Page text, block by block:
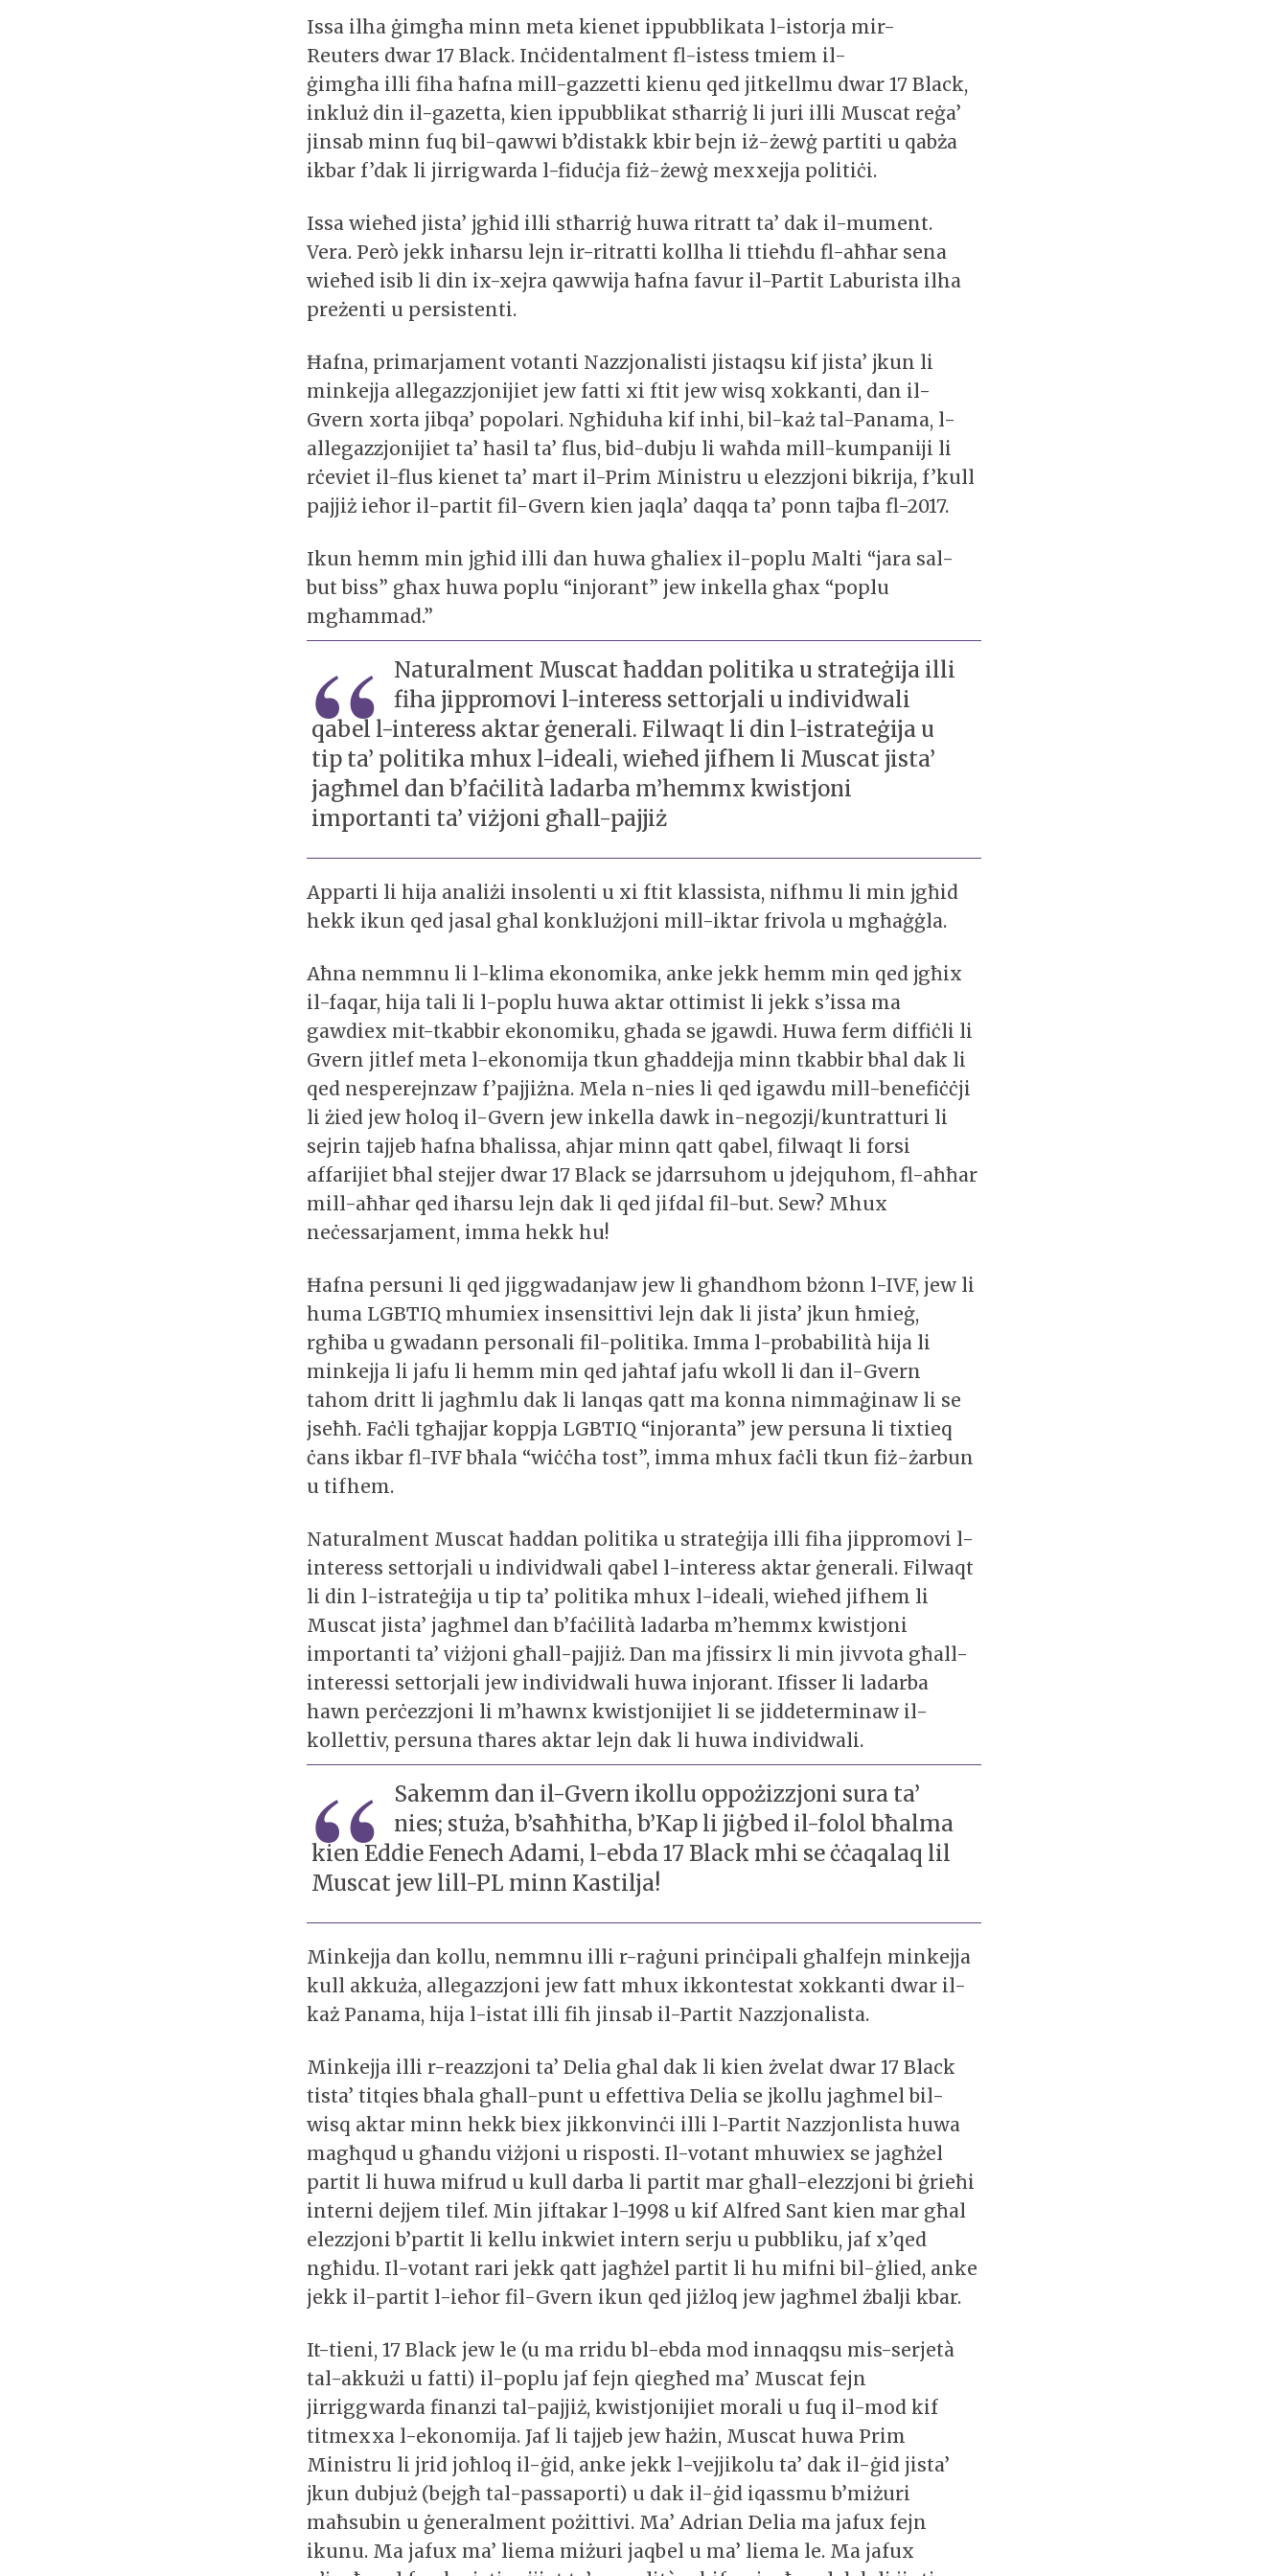
Issa ilha ġimgħa minn meta kienet ippubblikata l-istorja mir-
Reuters dwar 17 Black. Inċidentalment fl-istess tmiem il-
ġimgħa illi fiha ħafna mill-gazzetti kienu qed jitkellmu dwar 17 Black,
inkluż din il-gazetta, kien ippubblikat stħarriġ li juri illi Muscat reġa’
jinsab minn fuq bil-qawwi b’distakk kbir bejn iż-żewġ partiti u qabża
ikbar f’dak li jirrigwarda l-fiduċja fiż-żewġ mexxejja politiċi.
Issa wieħed jista’ jgħid illi stħarriġ huwa ritratt ta’ dak il-mument.
Vera. Però jekk inħarsu lejn ir-ritratti kollha li ttieħdu fl-aħħar sena
wieħed isib li din ix-xejra qawwija ħafna favur il-Partit Laburista ilha
preżenti u persistenti.
Ħafna, primarjament votanti Nazzjonalisti jistaqsu kif jista’ jkun li
minkejja allegazzjonijiet jew fatti xi ftit jew wisq xokkanti, dan il-
Gvern xorta jibqa’ popolari. Ngħiduha kif inhi, bil-każ tal-Panama, l-
allegazzjonijiet ta’ ħasil ta’ flus, bid-dubju li waħda mill-kumpaniji li
rċeviet il-flus kienet ta’ mart il-Prim Ministru u elezzjoni bikrija, f’kull
pajjiż ieħor il-partit fil-Gvern kien jaqla’ daqqa ta’ ponn tajba fl-2017.
Ikun hemm min jgħid illi dan huwa għaliex il-poplu Malti “jara sal-
but biss” għax huwa poplu “injorant” jew inkella għax “poplu
mgħammad.”
Naturalment Muscat ħaddan politika u strateġija illi
fiha jippromovi l-interess settorjali u individwali
qabel l-interess aktar ġenerali. Filwaqt li din l-istrateġija u
tip ta’ politika mhux l-ideali, wieħed jifhem li Muscat jista’
jagħmel dan b’faċilità ladarba m’hemmx kwistjoni
importanti ta’ viżjoni għall-pajjiż
Apparti li hija analiżi insolenti u xi ftit klassista, nifhmu li min jgħid
hekk ikun qed jasal għal konklużjoni mill-iktar frivola u mgħaġġla.
Aħna nemmnu li l-klima ekonomika, anke jekk hemm min qed jgħix
il-faqar, hija tali li l-poplu huwa aktar ottimist li jekk s’issa ma
gawdiex mit-tkabbir ekonomiku, għada se jgawdi. Huwa ferm diffiċli li
Gvern jitlef meta l-ekonomija tkun għaddejja minn tkabbir bħal dak li
qed nesperejnzaw f’pajjiżna. Mela n-nies li qed igawdu mill-benefiċċji
li żied jew ħoloq il-Gvern jew inkella dawk in-negozji/kuntratturi li
sejrin tajjeb ħafna bħalissa, aħjar minn qatt qabel, filwaqt li forsi
affarijiet bħal stejjer dwar 17 Black se jdarrsuhom u jdejquhom, fl-aħħar
mill-aħħar qed iħarsu lejn dak li qed jifdal fil-but. Sew? Mhux
neċessarjament, imma hekk hu!
Ħafna persuni li qed jiggwadanjaw jew li għandhom bżonn l-IVF, jew li
huma LGBTIQ mhumiex insensittivi lejn dak li jista’ jkun ħmieġ,
rgħiba u gwadann personali fil-politika. Imma l-probabilità hija li
minkejja li jafu li hemm min qed jaħtaf jafu wkoll li dan il-Gvern
tahom dritt li jagħmlu dak li lanqas qatt ma konna nimmaġinaw li se
jseħħ. Faċli tgħajjar koppja LGBTIQ “injoranta” jew persuna li tixtieq
ċans ikbar fl-IVF bħala “wiċċha tost”, imma mhux faċli tkun fiż-żarbun
u tifhem.
Naturalment Muscat ħaddan politika u strateġija illi fiha jippromovi l-
interess settorjali u individwali qabel l-interess aktar ġenerali. Filwaqt
li din l-istrateġija u tip ta’ politika mhux l-ideali, wieħed jifhem li
Muscat jista’ jagħmel dan b’faċilità ladarba m’hemmx kwistjoni
importanti ta’ viżjoni għall-pajjiż. Dan ma jfissirx li min jivvota għall-
interessi settorjali jew individwali huwa injorant. Ifisser li ladarba
hawn perċezzjoni li m’hawnx kwistjonijiet li se jiddeterminaw il-
kollettiv, persuna tħares aktar lejn dak li huwa individwali.
Sakemm dan il-Gvern ikollu oppożizzjoni sura ta’
nies; stuża, b’saħħitha, b’Kap li jiġbed il-folol bħalma
kien Eddie Fenech Adami, l-ebda 17 Black mhi se ċċaqalaq lil
Muscat jew lill-PL minn Kastilja!
Minkejja dan kollu, nemmnu illi r-raġuni prinċipali għalfejn minkejja
kull akkuża, allegazzjoni jew fatt mhux ikkontestat xokkanti dwar il-
każ Panama, hija l-istat illi fih jinsab il-Partit Nazzjonalista.
Minkejja illi r-reazzjoni ta’ Delia għal dak li kien żvelat dwar 17 Black
tista’ titqies bħala għall-punt u effettiva Delia se jkollu jagħmel bil-
wisq aktar minn hekk biex jikkonvinċi illi l-Partit Nazzjonlista huwa
magħqud u għandu viżjoni u risposti. Il-votant mhuwiex se jagħżel
partit li huwa mifrud u kull darba li partit mar għall-elezzjoni bi ġrieħi
interni dejjem tilef. Min jiftakar l-1998 u kif Alfred Sant kien mar għal
elezzjoni b’partit li kellu inkwiet intern serju u pubbliku, jaf x’qed
ngħidu. Il-votant rari jekk qatt jagħżel partit li hu mifni bil-ġlied, anke
jekk il-partit l-ieħor fil-Gvern ikun qed jiżloq jew jagħmel żbalji kbar.
It-tieni, 17 Black jew le (u ma rridu bl-ebda mod innaqqsu mis-serjetà
tal-akkużi u fatti) il-poplu jaf fejn qiegħed ma’ Muscat fejn
jirriggwarda finanzi tal-pajjiż, kwistjonijiet morali u fuq il-mod kif
titmexxa l-ekonomija. Jaf li tajjeb jew ħażin, Muscat huwa Prim
Ministru li jrid joħloq il-ġid, anke jekk l-vejjikolu ta’ dak il-ġid jista’
jkun dubjuż (bejgħ tal-passaporti) u dak il-ġid iqassmu b’miżuri
maħsubin u ġeneralment pożittivi. Ma’ Adrian Delia ma jafux fejn
ikunu. Ma jafux ma’ liema miżuri jaqbel u ma’ liema le. Ma jafux